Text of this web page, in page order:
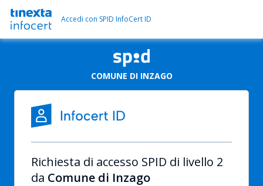
Accedi con SPID InfoCert ID
COMUNE DI INZAGO
Richiesta di accesso SPID di livello 2
da Comune di Inzago